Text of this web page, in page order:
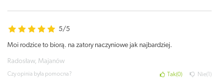
5/5
Moi rodzice to biorą. na zatory naczyniowe jak najbardziej.
Radosław, Majanów
Czy opinia była pomocna? Tak 0 Nie